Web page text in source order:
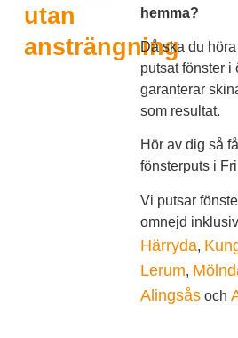
utan
ansträngning
hemma?
Då ska du
putsat fönster i
garanterar
som resultat.
Hör av dig så
fönsterputs i
Vi putsar
omnejd
Härryda,
Lerum,
Alingsåsoch